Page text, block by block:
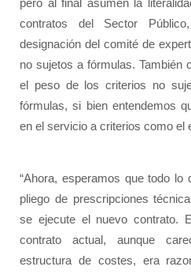
pero al final asumen la
contratos del Sector
designación del comité de
no sujetos a fórmulas. También
el peso de los criterios no
fórmulas, si bien entendemos
en el servicio a criterios como el
“Ahora, esperamos que todo lo
pliego de prescripciones
se ejecute el nuevo contrato.
contrato actual, aunque
estructura de costes, era